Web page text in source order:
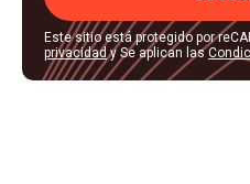
Este sitio está protegido por
privacidady Se aplican las